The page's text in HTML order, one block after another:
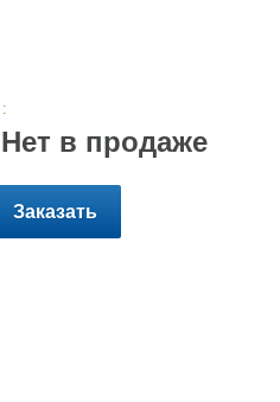
:
Нет в продаже
Заказать